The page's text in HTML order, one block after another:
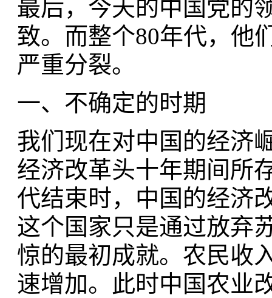
最后，今天的中国党的
致。而整个80年代，他
严重分裂。
一、不确定的时期
我们现在对中国的经济
经济改革头十年期间所
代结束时，中国的经济
这个国家只是通过放弃
惊的最初成就。农民收
速增加。此时中国农业